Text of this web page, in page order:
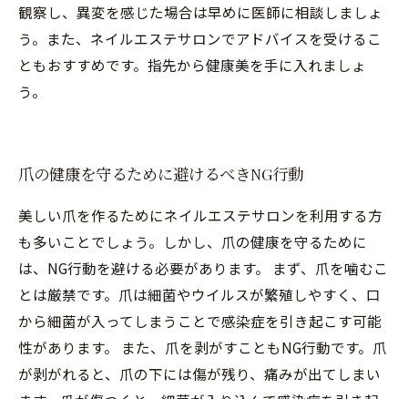
観察し、異変を感じた場合は早めに医師に相談しましょ
う。また、ネイルエステサロンでアドバイスを受けるこ
ともおすすめです。指先から健康美を手に入れましょ
う。
爪の健康を守るために避けるべきNG行動
美しい爪を作るためにネイルエステサロンを利用する方
も多いことでしょう。しかし、爪の健康を守るために
は、NG行動を避ける必要があります。 まず、爪を噛むこ
とは厳禁です。爪は細菌やウイルスが繁殖しやすく、口
から細菌が入ってしまうことで感染症を引き起こす可能
性があります。 また、爪を剥がすこともNG行動です。爪
が剥がれると、爪の下には傷が残り、痛みが出てしまい